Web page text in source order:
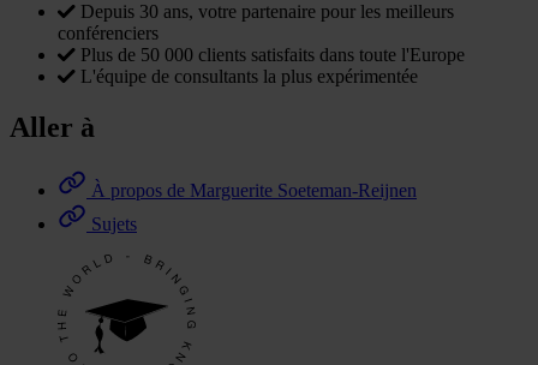
Depuis 30 ans, votre partenaire pour les meilleurs
conférenciers
Plus de 50 000 clients satisfaits dans toute l'Europe
L'équipe de consultants la plus expérimentée
Aller à
À propos de Marguerite Soeteman-Reijnen
Sujets